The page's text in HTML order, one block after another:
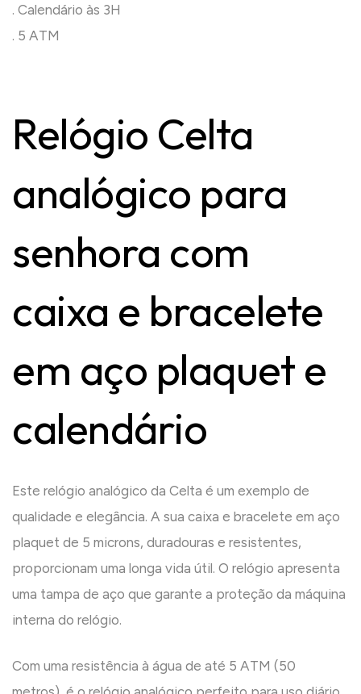
. Calendário às 3H
. 5 ATM
Relógio Celta
analógico para
senhora com
caixa e bracelete
em aço plaquet e
calendário
Este relógio analógico da Celta é um exemplo de
qualidade e elegância. A sua caixa e bracelete em aço
plaquet de 5 microns, duradouras e resistentes,
proporcionam uma longa vida útil. O relógio apresenta
uma tampa de aço que garante a proteção da máquina
interna do relógio.
Com uma resistência à água de até 5 ATM (50